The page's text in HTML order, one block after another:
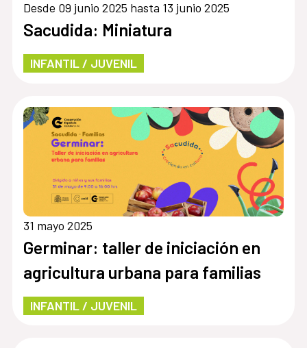
Desde 09 junio 2025 hasta 13 junio 2025
Sacudida: Miniatura
INFANTIL / JUVENIL
31 mayo 2025
Germinar: taller de iniciación en
agricultura urbana para familias
INFANTIL / JUVENIL